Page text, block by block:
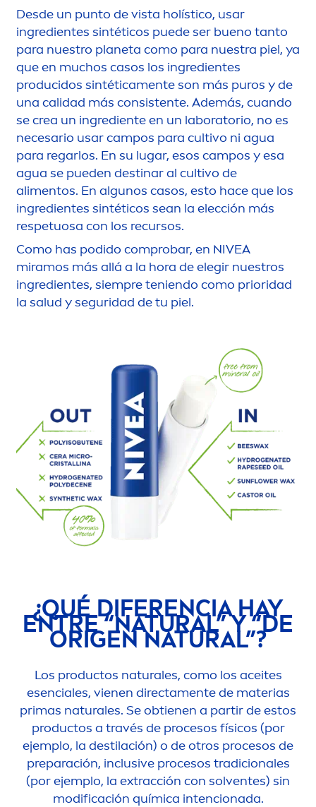
Desde un punto de vista holístico, usar
ingredientes sintéticos puede ser bueno tanto
para nuestro planeta como para nuestra piel, ya
que en muchos casos los ingredientes
producidos sintéticamente son más puros y de
una calidad más consistente. Además, cuando
se crea un ingrediente en un laboratorio, no es
necesario usar campos para cultivo ni agua
para regarlos. En su lugar, esos campos y esa
agua se pueden destinar al cultivo de
alimentos. En algunos casos, esto hace que los
ingredientes sintéticos sean la elección más
respetuosa con los recursos.
Como has podido comprobar, en NIVEA
miramos más allá a la hora de elegir nuestros
ingredientes, siempre teniendo como prioridad
la salud y seguridad de tu piel.
¿QUÉ DIFERENCIA HAY
ENTRE “NATURAL” Y “DE
ORIGENNATURAL”?
Los productos naturales, como los aceites
esenciales, vienen directamente de materias
primas naturales. Se obtienen a partir de estos
productos a través de procesos físicos (por
ejemplo, la destilación) o de otros procesos de
preparación, inclusive procesos tradicionales
(por ejemplo, la extracción con solventes) sin
modificación química intencionada.